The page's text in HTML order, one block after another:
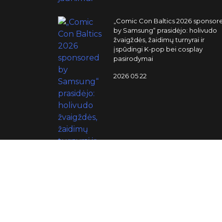
„Comic Con Baltics 2026
by Samsung“ prasidėjo: holivudo
žvaigždės, žaidimų turnyrai ir
įspūdingi K-pop bei cosplay
pasirodymai
2026 05 22